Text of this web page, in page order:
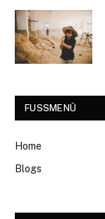
FUSSMENÜ
Home
Blogs